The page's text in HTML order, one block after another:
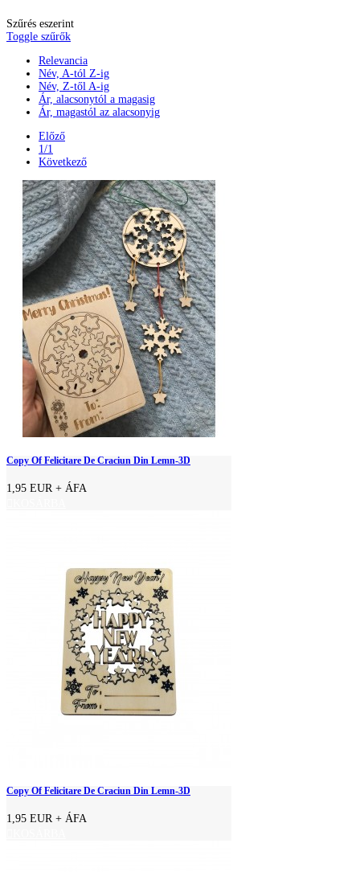
Szűrés eszerint
Toggle szűrők
Relevancia
Név, A-tól Z-ig
Név, Z-től A-ig
Ár, alacsonytól a magasig
Ár, magastól az alacsonyig
Előző
1/1
Következő
Copy Of Felicitare De Craciun Din Lemn-3D
1,95 EUR + ÁFA
Copy Of Felicitare De Craciun Din Lemn-3D
1,95 EUR + ÁFA